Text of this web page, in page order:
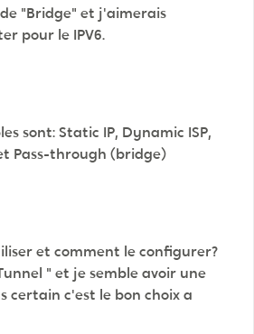
"Bridge" et j'aimerais
pour le IPV6.
sont: Static IP, Dynamic ISP,
Pass-through (bridge)
et comment le configurer?
" et je semble avoir une
certain c'est le bon choix a